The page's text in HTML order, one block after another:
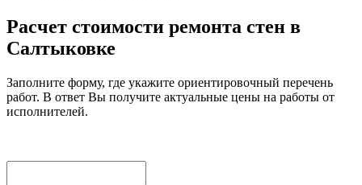
Расчет стоимости ремонта стен в
Салтыковке
Заполните форму, где укажите ориентировочный перечень
работ. В ответ Вы получите актуальные цены на работы от
исполнителей.